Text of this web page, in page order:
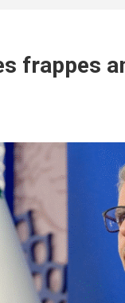
frappes